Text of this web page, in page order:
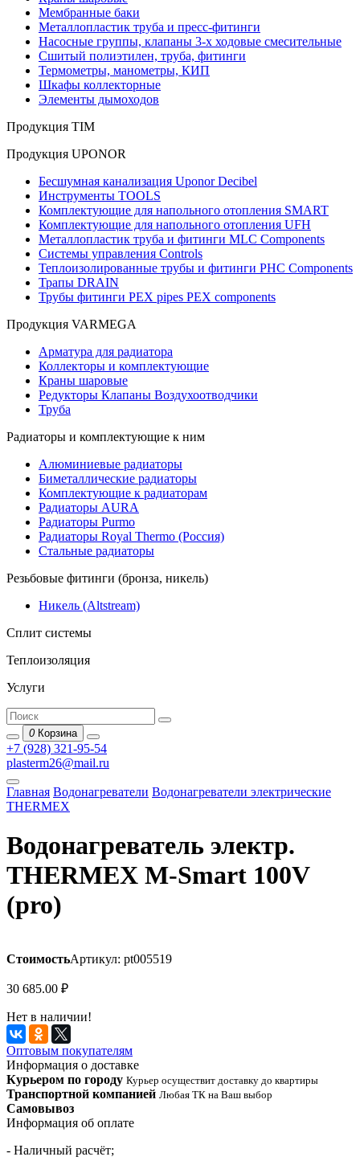
Мембранные баки
Металлопластик труба и пресс-фитинги
Насосные группы, клапаны 3-х ходовые смесительные
Сшитый полиэтилен, труба, фитинги
Термометры, манометры, КИП
Шкафы коллекторные
Элементы дымоходов
Продукция TIM
Продукция UPONOR
Бесшумная канализация Uponor Decibel
Инструменты TOOLS
Комплектующие для напольного отопления SMART
Комплектующие для напольного отопления UFH
Металлопластик труба и фитинги MLC Components
Системы управления Controls
Теплоизолированные трубы и фитинги PHC Components
Трапы DRAIN
Трубы фитинги PEX pipes PEX components
Продукция VARMEGA
Арматура для радиатора
Коллекторы и комплектующие
Краны шаровые
Редукторы Клапаны Воздухоотводчики
Труба
Радиаторы и комплектующие к ним
Алюминиевые радиаторы
Биметаллические радиаторы
Комплектующие к радиаторам
Радиаторы AURA
Радиаторы Purmo
Радиаторы Royal Thermo (Россия)
Стальные радиаторы
Резьбовые фитинги (бронза, никель)
Никель (Altstream)
Сплит системы
Теплоизоляция
Услуги
0 Корзина
+7 (928) 321-95-54
plasterm26@mail.ru
Главная Водонагреватели Водонагреватели электрические
THERMEX
Водонагреватель электр.
THERMEX M-Smart 100V
(pro)
СтоимостьАртикул: pt005519
30 685.00 ₽
Нет в наличии!
Оптовым покупателям
Информация о доставке
Курьером по городу Курьер осуществит доставку до квартиры
Транспортной компанией Любая ТК на Ваш выбор
Самовывоз
Информация об оплате
- Наличный расчёт;